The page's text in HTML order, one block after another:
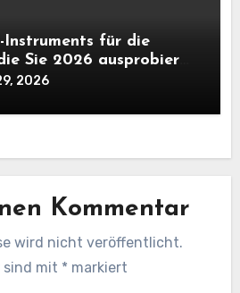
Instruments für die
Sie 2026 ausprobieren
2026
Kommentar
wird nicht veröffentlicht.
sind mit * markiert